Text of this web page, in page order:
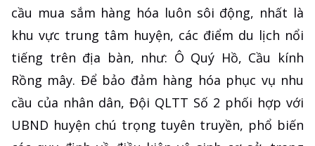
cầu mua sắm hàng hóa luôn sôi động, nhất là
khu vực trung tâm huyện, các điểm du lịch nổi
tiếng trên địa bàn, như: Ô Quý Hồ, Cầu kính
Rồng mây. Để bảo đảm hàng hóa phục vụ nhu
cầu của nhân dân, Đội QLTT Số 2 phối hợp với
UBND huyện chú trọng tuyên truyền, phổ biến